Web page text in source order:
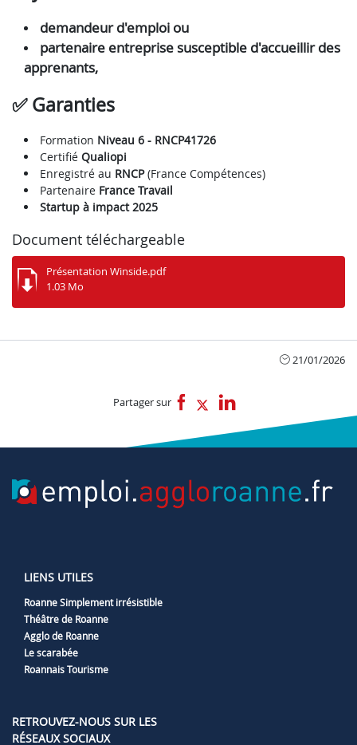
demandeur d'emploi ou
partenaire entreprise susceptible d'accueillir des
apprenants,
✅ Garanties
Formation Niveau 6 - RNCP41726
CertifiéQualiopi
Enregistré au RNCP(France Compétences)
Partenaire France Travail
Startup à impact 2025
Document téléchargeable
Présentation Winside.pdf
1.03 Mo
21/01/2026
Partager sur
LIENS UTILES
Roanne Simplement irrésistible
Théâtre de Roanne
Agglo de Roanne
Le scarabée
Roannais Tourisme
RETROUVEZ-NOUS SUR LES
RÉSEAUX SOCIAUX